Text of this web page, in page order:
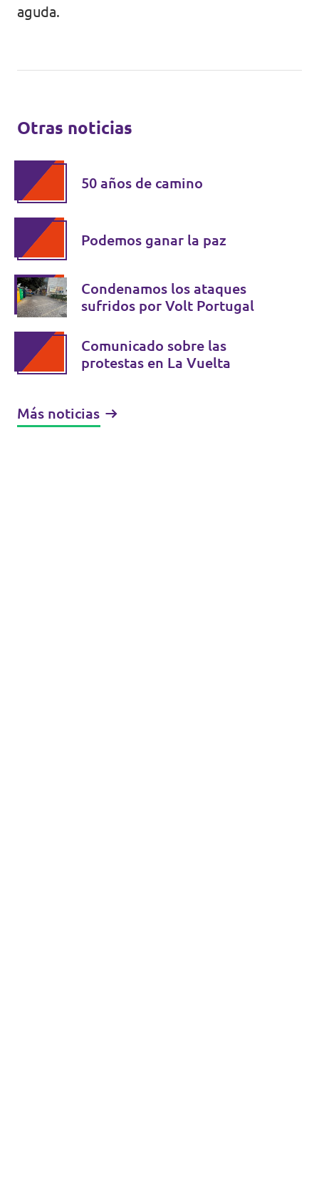
aguda.
Otras noticias
50 años de camino
Podemos ganar la paz
Condenamos los ataques
sufridos por Volt Portugal
Comunicado sobre las
protestas en La Vuelta
Más noticias